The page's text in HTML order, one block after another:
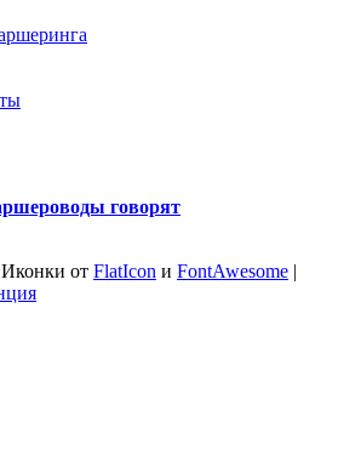
говорят
Иконки от FlatIcon и FontAwesome |